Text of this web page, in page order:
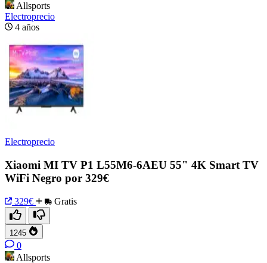
Allsports
Electroprecio
4 años
Electroprecio
Xiaomi MI TV P1 L55M6-6AEU 55" 4K Smart TV
WiFi Negro por 329€
329€ Gratis
1245
0
Allsports